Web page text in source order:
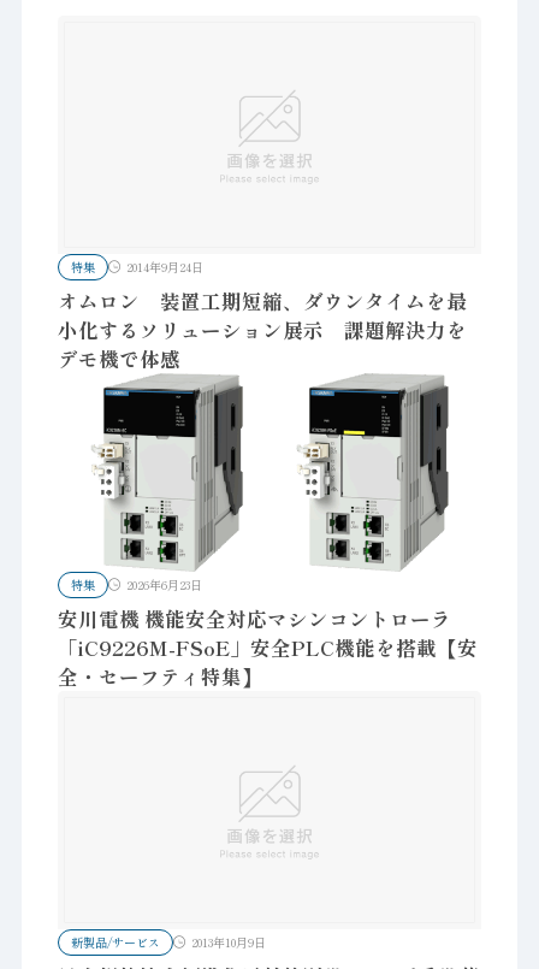
特集 2014年9月24日
オムロン 装置工期短縮、ダウンタイムを最
小化するソリューション展示 課題解決力を
デモ機で体感
特集 2026年6月23日
安川電機 機能安全対応マシンコントローラ
「iC9226M-FSoE」安全PLC機能を搭載【安
全・セーフティ特集】
新製品/サービス 2013年10月9日